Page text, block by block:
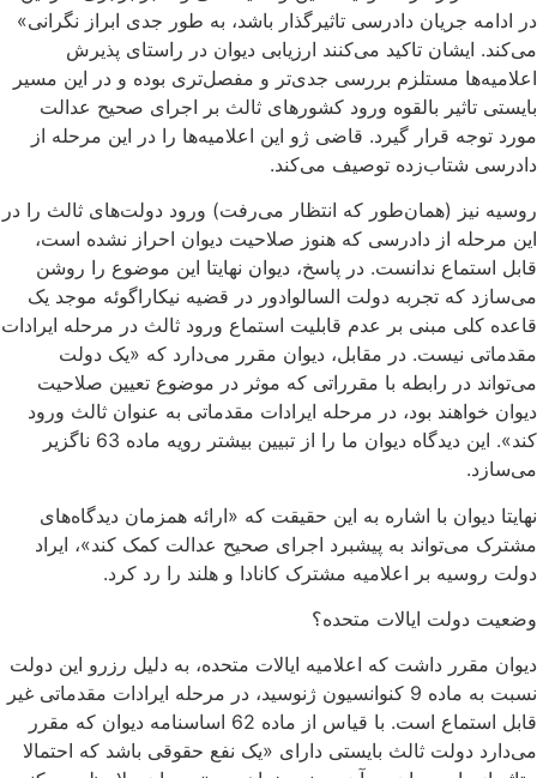
در ادامه جریان دادرسی تاثیرگذار باشد، به طور جدی ابراز نگرانی»
می‌‌کند. ایشان تاکید می‌کنند ارزیابی دیوان در راستای پذیرش
اعلامیه‌ها مستلزم بررسی جدی‌تر و مفصل‌تری بوده و در این مسیر
بایستی تاثیر بالقوه ورود کشورهای ثالث بر اجرای صحیح عدالت
مورد توجه قرار گیرد. قاضی ژو این اعلامیه‌ها را در این مرحله از
دادرسی شتاب‌زده توصیف می‌کند.
روسیه نیز (همان‌طور که انتظار می‌رفت) ورود دولت‌های ثالث را در
این مرحله از دادرسی که هنوز صلاحیت دیوان احراز نشده است،
قابل استماع ندانست. در پاسخ، دیوان نهایتا این موضوع را روشن
می‌سازد که تجربه دولت السالوادور در قضیه نیکاراگوئه موجد یک
قاعده کلی مبنی بر عدم قابلیت استماع ورود ثالث در مرحله ایرادات
مقدماتی نیست. در مقابل، دیوان مقرر می‌دارد که «یک دولت
می‌تواند در رابطه با مقرراتی که موثر در موضوع تعیین صلاحیت
دیوان خواهند بود، در مرحله ایرادات مقدماتی به عنوان ثالث ورود
کند». این دیدگاه دیوان ما را از تبیین بیشتر رویه ماده 63 ناگزیر
می‌سازد.
نهایتا دیوان با اشاره به این حقیقت که «ارائه همزمان دیدگاه‌های
مشترک می‌تواند به پیشبرد اجرای صحیح عدالت کمک کند»، ایراد
دولت روسیه بر اعلامیه مشترک کانادا و هلند را رد کرد.
وضعیت دولت ایالات متحده؟
دیوان مقرر داشت که اعلامیه ایالات متحده، به دلیل رزرو این دولت
نسبت به ماده 9 کنوانسیون ژنوسید، در مرحله ایرادات مقدماتی غیر
قابل استماع است. با قیاس از ماده 62 اساسنامه دیوان که مقرر
می‌دارد دولت ثالث بایستی دارای «یک نفع حقوقی باشد که احتمالا